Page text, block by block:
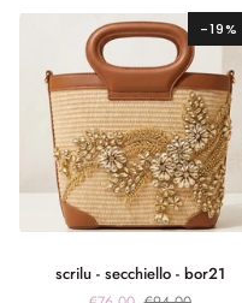
-19%
scrilu - secchiello - bor21